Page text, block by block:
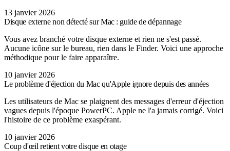
13 janvier 2026
Disque externe non détecté sur Mac : guide de dépannage
Vous avez branché votre disque externe et rien ne s'est passé.
Aucune icône sur le bureau, rien dans le Finder. Voici une approche
méthodique pour le faire apparaître.
10 janvier 2026
Le problème d'éjection du Mac qu'Apple ignore depuis des années
Les utilisateurs de Mac se plaignent des messages d'erreur d'éjection
vagues depuis l'époque PowerPC. Apple ne l'a jamais corrigé. Voici
l'histoire de ce problème exaspérant.
10 janvier 2026
Coup d'œil retient votre disque en otage